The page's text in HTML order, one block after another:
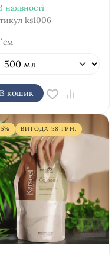
наявності
ks1006
В кошик
ВИГОДА 58 ГРН.